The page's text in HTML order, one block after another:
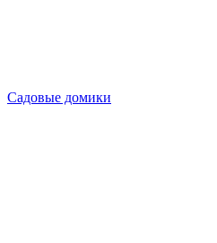
Садовые домики